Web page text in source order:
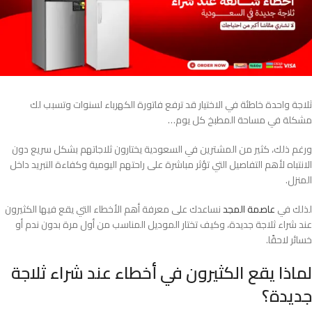
ثلاجة واحدة خاطئة في الاختيار قد ترفع فاتورة الكهرباء لسنوات وتسبب لك
مشكلة في مساحة المطبخ كل يوم…
ورغم ذلك، كثير من المشترين في السعودية يختارون ثلاجاتهم بشكل سريع دون
الانتباه لأهم التفاصيل التي تؤثر مباشرة على راحتهم اليومية وكفاءة التبريد داخل
المنزل.
لذلك فيعاصمة المجدنساعدك على معرفة أهم الأخطاء التي يقع فيها الكثيرون
عند شراء ثلاجة جديدة، وكيف تختار الموديل المناسب من أول مرة بدون ندم أو
خسائر لاحقًا.
لماذا يقع الكثيرون في أخطاء عند شراء ثلاجة
جديدة؟